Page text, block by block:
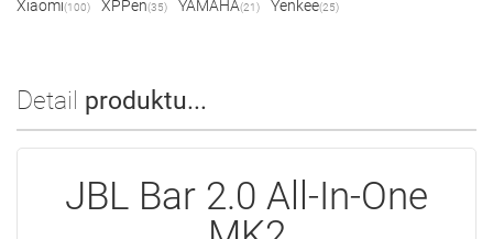
Xiaomi(100) XPPen(35) YAMAHA(21) Yenkee(25)
Detail produktu...
JBL Bar 2.0 All-In-One